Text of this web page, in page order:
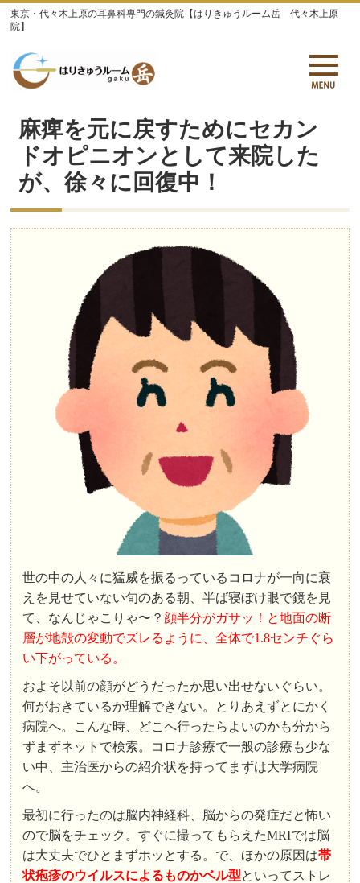
東京・代々木上原の耳鼻科専門の鍼灸院【はりきゅうルーム岳 代々木上原
院】
麻痺を元に戻すためにセカン
ドオピニオンとして来院した
が、徐々に回復中！
世の中の人々に猛威を振るっているコロナが一向に衰
えを見せていない旬のある朝、半ば寝ぼけ眼で鏡を見
て、なんじゃこりゃ〜？ 顔半分がガサッ！と地面の断
層が地殻の変動でズレるように、全体で1.8センチぐら
い下がっている。
およそ以前の顔がどうだったか思い出せないぐらい。
何がおきているか理解できない。とりあえずとにかく
病院へ。こんな時、どこへ行ったらよいのかも分から
ずまずネットで検索。コロナ診療で一般の診療も少な
い中、主治医からの紹介状を持ってまずは大学病院
へ。
最初に行ったのは脳内神経科、脳からの発症だと怖い
ので脳をチェック。すぐに撮ってもらえたMRIでは脳
は大丈夫でひとまずホッとする。で、ほかの原因は帯
状疱疹のウイルスによるものかベル型といってストレ